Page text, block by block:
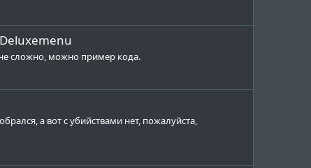
сложно, можно пример кода.
а вот с убийствами нет, пожалуйста,